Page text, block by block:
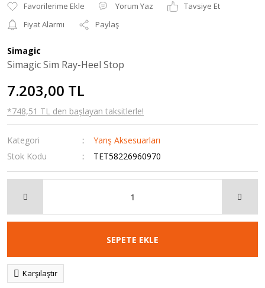
Yorum Yaz
Tavsiye Et
Fiyat Alarmı
Paylaş
Simagic
Simagic Sim Ray-Heel Stop
7.203,00 TL
*748,51 TL den başlayan taksitlerle!
Kategori
Yarış Aksesuarları
Stok Kodu
TET58226960970
SEPETE EKLE
Karşılaştır